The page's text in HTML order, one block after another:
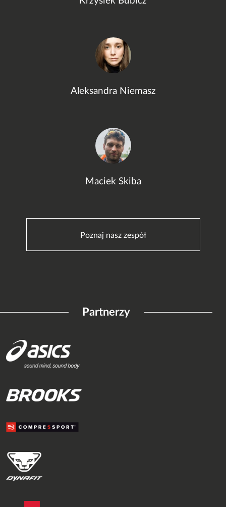
Aleksandra Niemasz
Maciek Skiba
Poznaj nasz zespół
Partnerzy